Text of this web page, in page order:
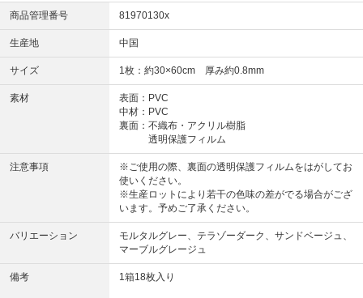
商品管理番号 81970130x
生産地 中国
サイズ 1枚：約30×60cm 厚み約0.8mm
素材
表面：PVC
中材：PVC
裏面：不織布・アクリル樹脂
透明保護フィルム
注意事項
※ご使用の際、裏面の透明保護フィルムをはがしてお
使いください。
※生産ロットにより若干の色味の差がでる場合がござ
います。予めご了承ください。
バリエーション
モルタルグレー、テラゾーダーク、サンドベージュ、
マーブルグレージュ
備考 1箱18枚入り